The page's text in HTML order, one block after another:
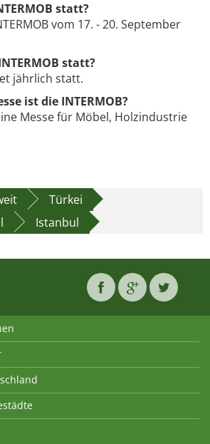
statt?
vom 17. - 20. September
statt?
jährlich statt.
ist die INTERMOB?
Messe für Möbel, Holzindustrie
Türkei
Istanbul